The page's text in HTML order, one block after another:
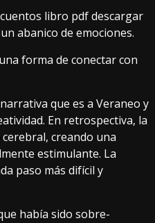
libro pdf descargar
abanico de emociones.
forma de conectar con
que es a Veraneo y
En retrospectiva, la
creando una
estimulante. La
paso más difícil y
había sido sobre-